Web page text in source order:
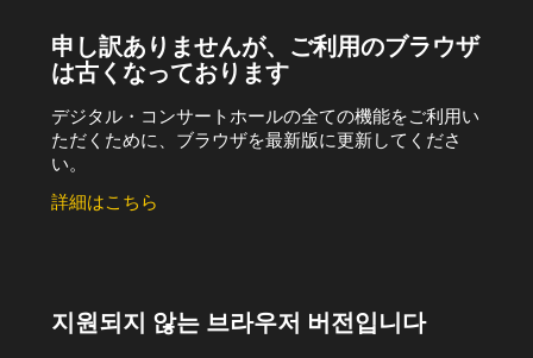
申し訳ありませんが、ご利用のブラウザ
は古くなっております
デジタル・コンサートホールの全ての機能をご利用い
ただくために、ブラウザを最新版に更新してくださ
い。
詳細はこちら
지원되지 않는 브라우저 버전입니다